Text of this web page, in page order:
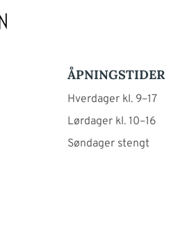
ÅPNINGSTIDER
Hverdager kl. 9–17
Lørdager kl. 10–16
Søndager stengt